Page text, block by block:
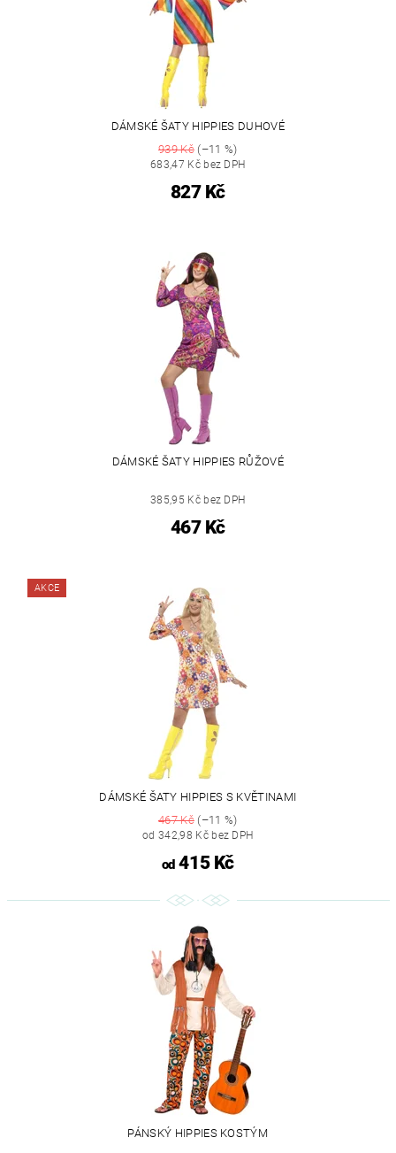
DÁMSKÉ ŠATY HIPPIES DUHOVÉ
939 Kč(–11 %)
683,47 Kč bez DPH
827 Kč
DÁMSKÉ ŠATY HIPPIES RŮŽOVÉ
385,95 Kč bez DPH
467 Kč
AKCE
DÁMSKÉ ŠATY HIPPIES S KVĚTINAMI
467 Kč(–11 %)
od 342,98 Kč bez DPH
od415 Kč
PÁNSKÝ HIPPIES KOSTÝM